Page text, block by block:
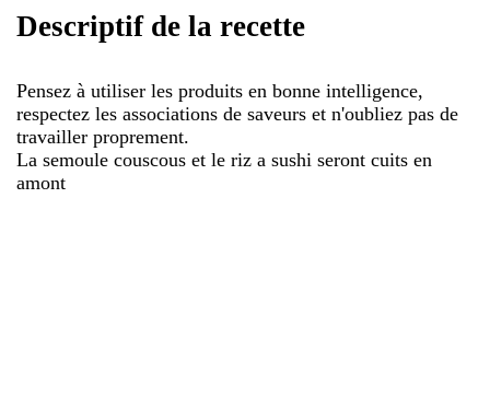
Descriptif de la recette
Pensez à utiliser les produits en bonne intelligence,
respectez les associations de saveurs et n'oubliez pas de
travailler proprement.
La semoule couscous et le riz a sushi seront cuits en
amont